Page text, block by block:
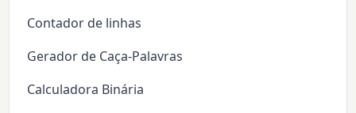
Contador de linhas
Gerador de Caça-Palavras
Calculadora Binária